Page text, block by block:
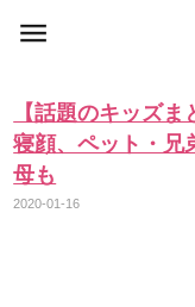
【話題のキッズ
寝顔、ペット・兄
母も
2020-01-16